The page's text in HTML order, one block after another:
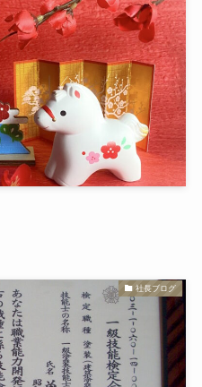
社長ブログ